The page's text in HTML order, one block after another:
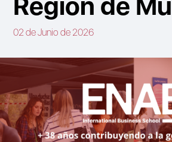
02 de Junio de 2026